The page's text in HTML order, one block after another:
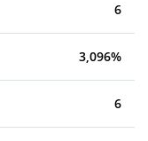
6
3,096%
6